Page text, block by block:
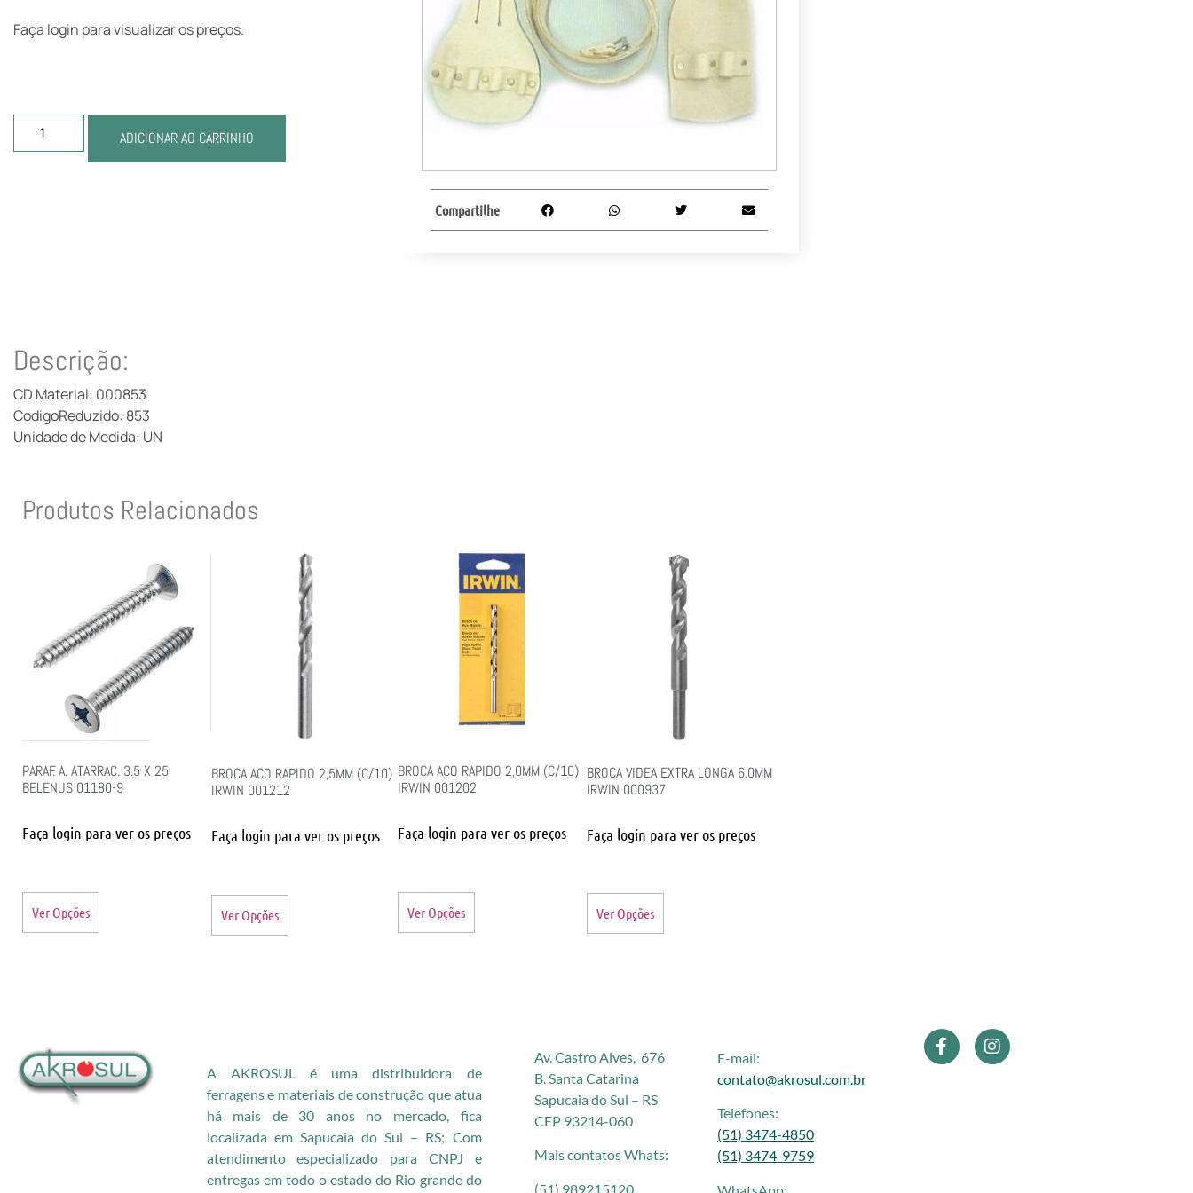
Faça login para visualizar os preços.
ADICIONAR AO CARRINHO
Compartilhe
Descrição:
CD Material: 000853
CodigoReduzido: 853
Unidade de Medida: UN
Produtos Relacionados
PARAF. A. ATARRAC. 3.5 X 25
BELENUS 01180-9
Faça login para ver os preços
Ver Opções
BROCA ACO RAPIDO 2,5MM (C/10)
IRWIN 001212
Faça login para ver os preços
Ver Opções
BROCA ACO RAPIDO 2,0MM (C/10)
IRWIN 001202
Faça login para ver os preços
Ver Opções
BROCA VIDEA EXTRA LONGA 6.0MM
IRWIN 000937
Faça login para ver os preços
Ver Opções
A AKROSUL é uma distribuidora de
ferragens e materiais de construção que atua
há mais de 30 anos no mercado, fica
localizada em Sapucaia do Sul – RS; Com
atendimento especializado para CNPJ e
entregas em todo o estado do Rio grande do
Av. Castro Alves, 676
B. Santa Catarina
Sapucaia do Sul – RS
CEP 93214-060
Mais contatos Whats:
(51) 989215120
E-mail:
contato@akrosul.com.br
Telefones:
(51) 3474-4850
(51) 3474-9759